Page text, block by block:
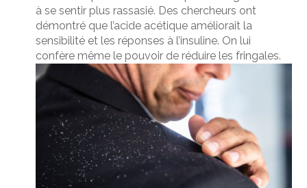
à se sentir plus rassasié. Des chercheurs ont
démontré que l’acide acétique améliorait la
sensibilité et les réponses à l’insuline. On lui
confère même le pouvoir de réduire les fringales.